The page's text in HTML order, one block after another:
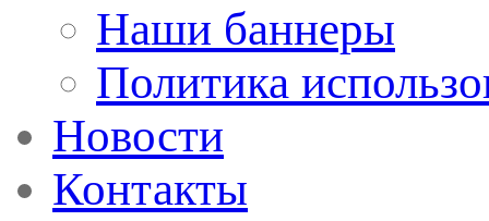
Наши баннеры
Политика
Новости
Контакты